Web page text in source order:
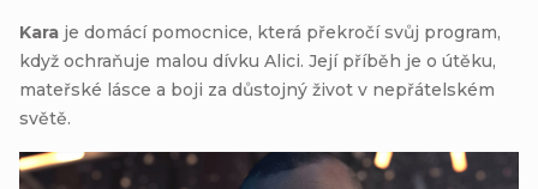
Kara je domácí pomocnice, která překročí svůj program,
když ochraňuje malou dívku Alici. Její příběh je o útěku,
mateřské lásce a boji za důstojný život v nepřátelském
světě.